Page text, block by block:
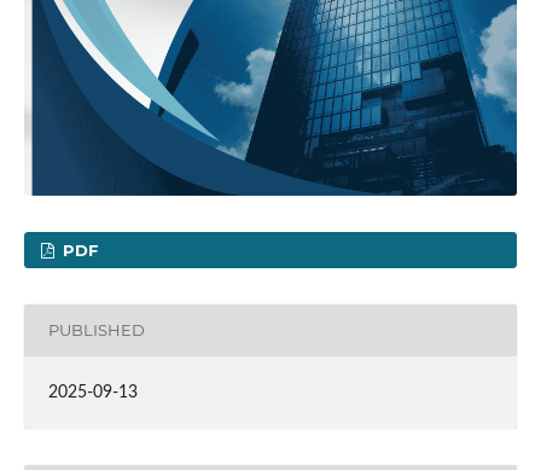
PDF
PUBLISHED
2025-09-13